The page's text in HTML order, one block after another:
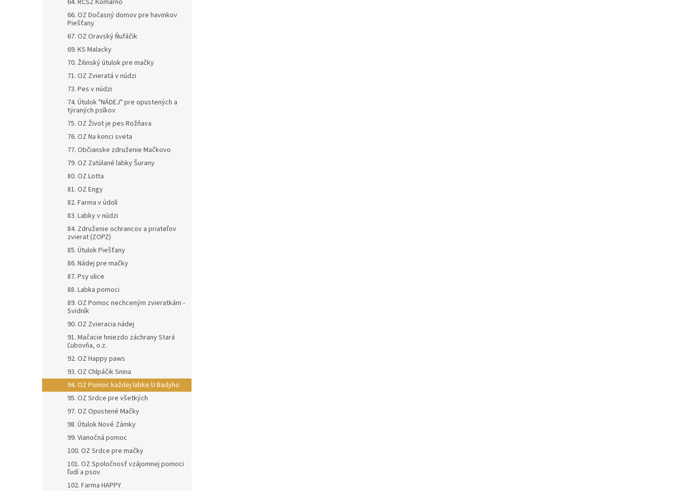
64. RCSZ Komárno
66. OZ Dočasný domov pre havinkov
Piešťany
67. OZ Oravský Ňufáčik
69. KS Malacky
70. Žilinský útulok pre mačky
71. OZ Zvieratá v núdzi
73. Pes v núdzi
74. Útulok "NÁDEJ" pre opustených a
týraných psíkov
75. OZ Život je pes Rožňava
76. OZ Na konci sveta
77. Občianske združenie Mačkovo
79. OZ Zatúlané labky Šurany
80. OZ Lotta
81. OZ Engy
82. Farma v údolí
83. Labky v núdzi
84. Združenie ochrancov a priateľov
zvierat (ZOPZ)
85. Útulok Piešťany
86. Nádej pre mačky
87. Psy ulice
88. Labka pomoci
89. OZ Pomoc nechceným zvieratkám -
Svidník
90. OZ Zvieracia nádej
91. Mačacie hniezdo záchrany Stará
Ľubovňa, o.z.
92. OZ Happy paws
93. OZ Chlpáčik Snina
94. OZ Pomoc každej labke U Badyho
95. OZ Srdce pre všetkých
97. OZ Opustené Mačky
98. Útulok Nové Zámky
99. Vianočná pomoc
100. OZ Srdce pre mačky
101. OZ Spoločnosť vzájomnej pomoci
ľudí a psov
102. Farma HAPPY